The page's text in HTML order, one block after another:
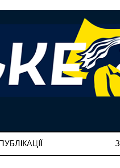
ПУБЛІКАЦІЇ